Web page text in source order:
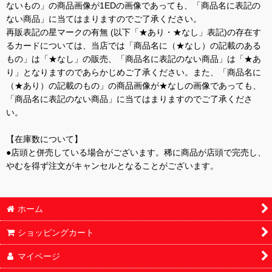
ないもの」の商品画像が1EDの画像であっても、「商品名に表記の
ない商品」に当てはまりますのでご了承ください。
再販表記の星マークの有無 (以下「★あり・★なし」表記)の存在す
るカードについては、当店では「商品名に（★なし）の記載のある
もの」は「★なし」の販売、「商品名に表記のない商品」は「★あ
り」となりますのであらかじめご了承ください。また、「商品名に
（★あり）の記載のもの」の商品画像が★なしの画像であっても、
「商品名に表記のない商品」に当てはまりますのでご了承くださ
い。
【在庫数について】
●店頭と併売している場合がございます。稀に商品が店頭で完売し、
やむを得ず注文がキャンセルとなることがございます。
ホーム
ショッピングカート
マイページ